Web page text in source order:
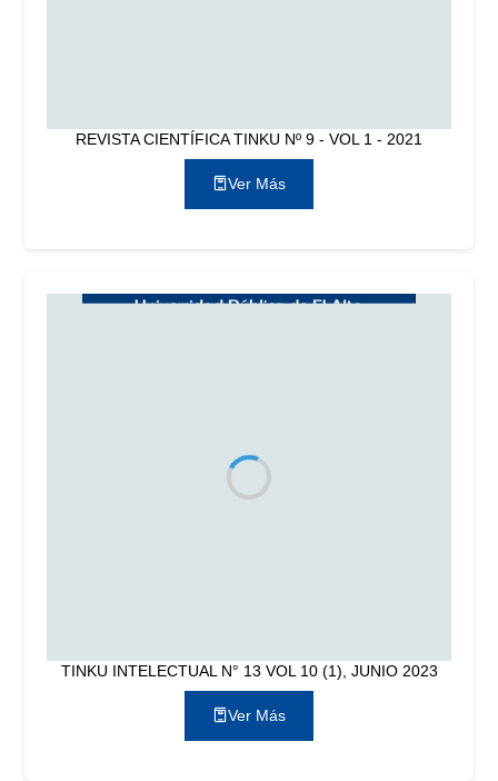
REVISTA CIENTÍFICA TINKU Nº 9 - VOL 1 - 2021
Ver Más
TINKU INTELECTUAL N° 13 VOL 10 (1), JUNIO 2023
Ver Más